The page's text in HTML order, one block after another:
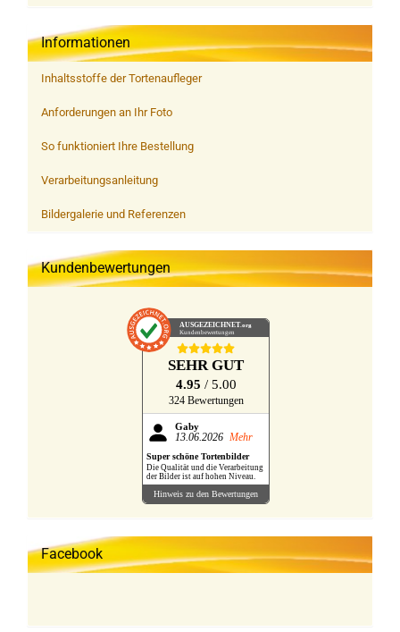
Informationen
Inhaltsstoffe der Tortenaufleger
Anforderungen an Ihr Foto
So funktioniert Ihre Bestellung
Verarbeitungsanleitung
Bildergalerie und Referenzen
Kundenbewertungen
AUSGEZEICHNET.org
Kundenbewertungen
SEHR GUT
4.95 / 5.00
324 Bewertungen
Gaby
13.06.2026 Mehr
Super schöne Tortenbilder
Die Qualität und die Verarbeitung
der Bilder ist auf hohen Niveau.
Hinweis zu den Bewertungen
Facebook